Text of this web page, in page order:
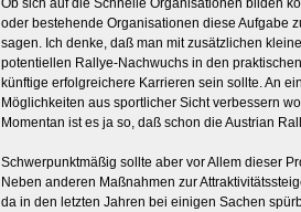
Ob sich auf die Schnelle Organisationen bilden
oder bestehende Organisationen diese Aufgabe
sagen. Ich denke, daß man mit zusätzlichen
potentiellen Rallye-Nachwuchs in den
künftige erfolgreichere Karrieren sein sollte. An
Möglichkeiten aus sportlicher Sicht verbessern
Momentan ist es ja so, daß schon die Austrian
Schwerpunktmäßig sollte aber vor Allem dieser
Neben anderen Maßnahmen zur
da in den letzten Jahren bei einigen Sachen